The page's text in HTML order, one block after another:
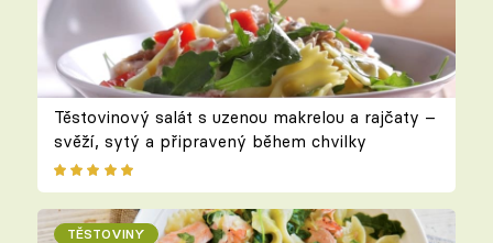
Těstovinový salát s uzenou makrelou a rajčaty –
svěží, sytý a připravený během chvilky
TĚSTOVINY